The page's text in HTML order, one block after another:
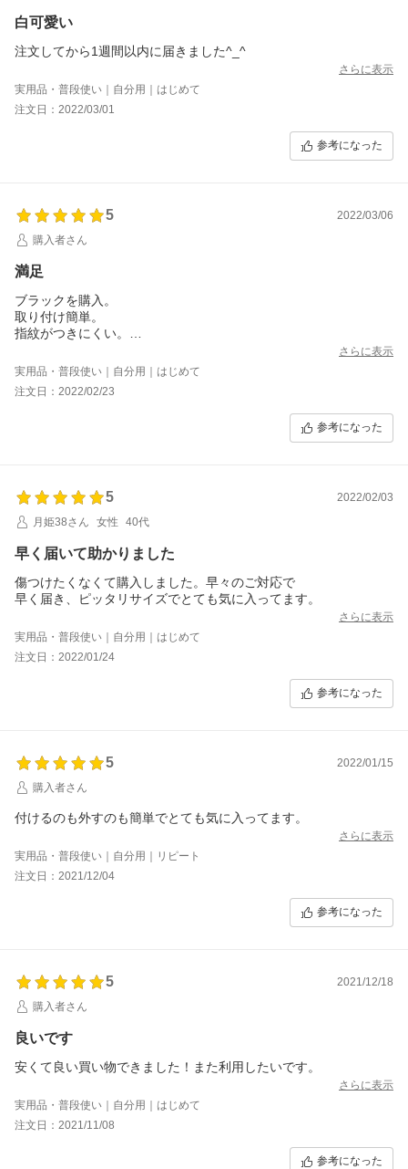
白可愛い
注文してから1週間以内に届きました^_^
さらに表示
実用品・普段使い｜自分用｜はじめて
注文日：2022/03/01
参考になった
5
2022/03/06
購入者さん
満足
ブラックを購入。
取り付け簡単。
指紋がつきにくい。
さらに表示
実用品・普段使い｜自分用｜はじめて
注文日：2022/02/23
参考になった
5
2022/02/03
月姫38さん
女性 40代
早く届いて助かりました
傷つけたくなくて購入しました。早々のご対応で
早く届き、ピッタリサイズでとても気に入ってます。
さらに表示
実用品・普段使い｜自分用｜はじめて
注文日：2022/01/24
参考になった
5
2022/01/15
購入者さん
付けるのも外すのも簡単でとても気に入ってます。
さらに表示
実用品・普段使い｜自分用｜リピート
注文日：2021/12/04
参考になった
5
2021/12/18
購入者さん
良いです
安くて良い買い物できました！また利用したいです。
さらに表示
実用品・普段使い｜自分用｜はじめて
注文日：2021/11/08
参考になった